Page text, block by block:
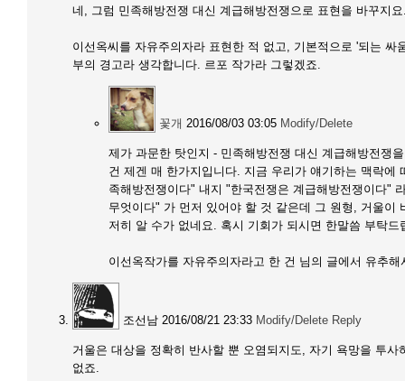
네, 그럼 민족해방전쟁 대신 계급해방전쟁으로 표현을 바꾸지
이선옥씨를 자유주의자라 표현한 적 없고, 기본적으로 '되는 싸
부의 경고라 생각합니다. 르포 작가라 그렇겠죠.
꽃개 2016/08/03 03:05 Modify/Delete
제가 과문한 탓인지 - 민족해방전쟁 대신 계급해방전쟁
건 제겐 매 한가지입니다. 지금 우리가 얘기하는 맥락에
족해방전쟁이다" 내지 "한국전쟁은 계급해방전쟁이다"
무엇이다" 가 먼저 있어야 할 것 같은데 그 원형, 거울이
저히 알 수가 없네요. 혹시 기회가 되시면 한말씀 부탁드
이선옥작가를 자유주의자라고 한 건 님의 글에서 유추
조선남 2016/08/21 23:33 Modify/Delete Reply
거울은 대상을 정확히 반사할 뿐 오염되지도, 자기 욕망을 투
없죠.